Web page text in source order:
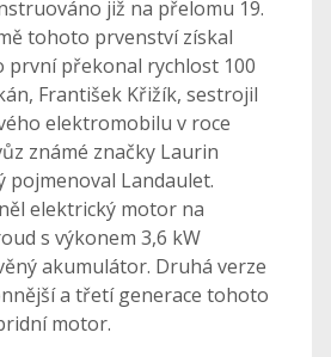
již na přelomu 19.
tohoto prvenství získal
první překonal rychlost 100
František Křižík, sestrojil
elektromobilu v roce
známé značky Laurin
pojmenoval Landaulet.
elektrický motor na
s výkonem 3,6 kW
akumulátor. Druhá verze
a třetí generace tohoto
motor.